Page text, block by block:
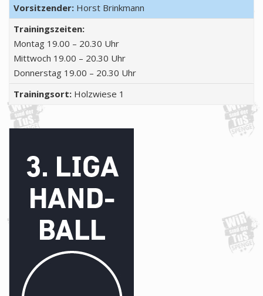
Vorsitzender: Horst Brinkmann
Trainingszeiten:
Montag 19.00 – 20.30 Uhr
Mittwoch 19.00 – 20.30 Uhr
Donnerstag 19.00 – 20.30 Uhr
Trainingsort: Holzwiese 1